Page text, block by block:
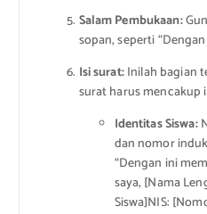
Salam Pembukaan:
sopan, seperti
Isi surat:Inilah bagian
surat harus
Identitas Siswa:
dan nomor
“Dengan ini
saya, [Nama
Siswa]NIS: